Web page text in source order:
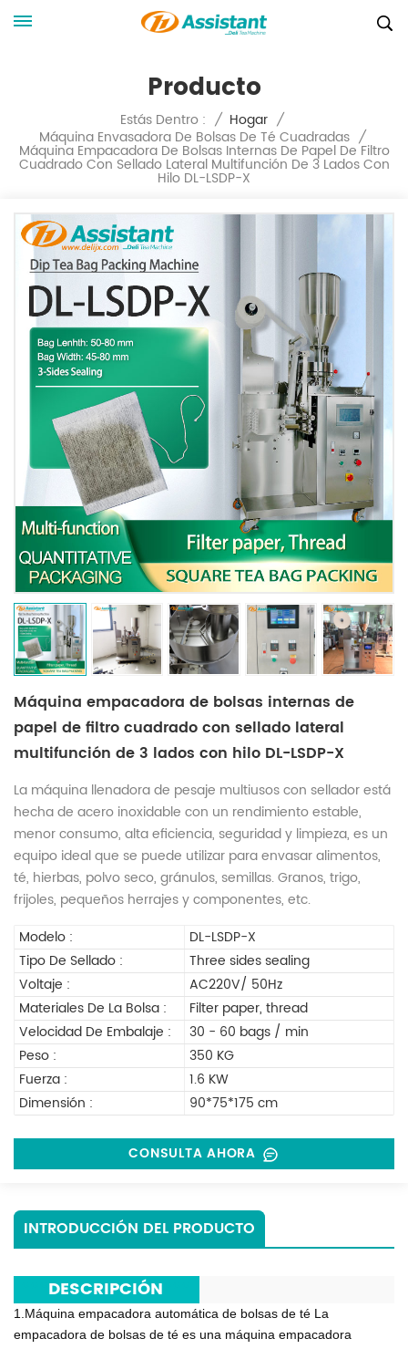
Producto
Estás Dentro : / Hogar /
Máquina Envasadora De Bolsas De Té Cuadradas /
Máquina Empacadora De Bolsas Internas De Papel De Filtro
Cuadrado Con Sellado Lateral Multifunción De 3 Lados Con
Hilo DL-LSDP-X
Máquina empacadora de bolsas internas de
papel de filtro cuadrado con sellado lateral
multifunción de 3 lados con hilo DL-LSDP-X
La máquina llenadora de pesaje multiusos con sellador está
hecha de acero inoxidable con un rendimiento estable,
menor consumo, alta eficiencia, seguridad y limpieza, es un
equipo ideal que se puede utilizar para envasar alimentos,
té, hierbas, polvo seco, gránulos, semillas. Granos, trigo,
frijoles, pequeños herrajes y componentes, etc.
Modelo :
DL-LSDP-X
Tipo De Sellado :
Three sides sealing
Voltaje :
AC220V/ 50Hz
Materiales De La Bolsa :
Filter paper, thread
Velocidad De Embalaje :
30 - 60 bags / min
Peso :
350 KG
Fuerza :
1.6 KW
Dimensión :
90*75*175 cm
CONSULTA AHORA
INTRODUCCIÓN DEL PRODUCTO
DESCRIPCIÓN
1.Máquina empacadora automática de bolsas de té La
empacadora de bolsas de té es una máquina empacadora